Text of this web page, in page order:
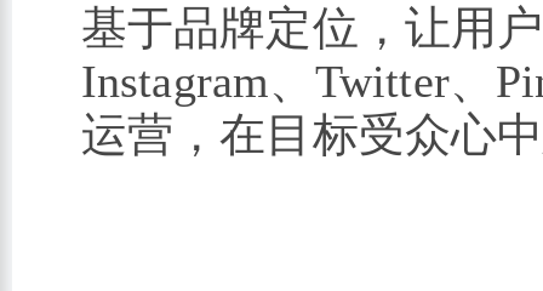
基于品牌定位，让用
Instagram、Twitter、
运营，在目标受众心